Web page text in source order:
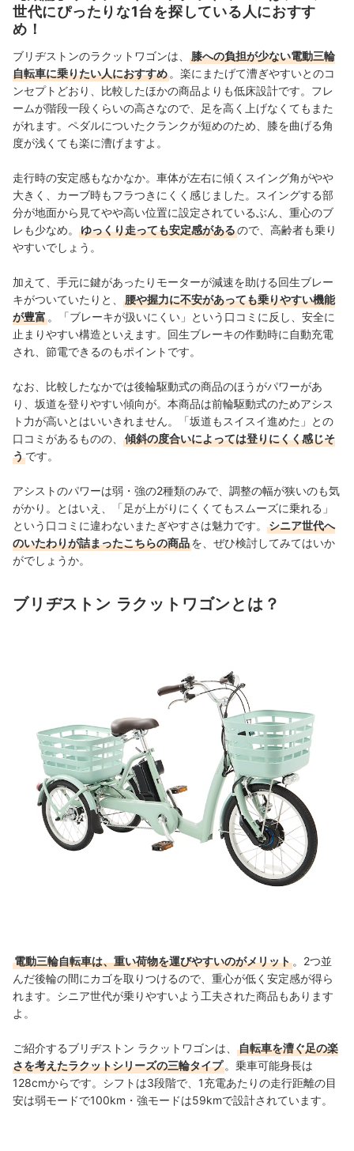
世代にぴったりな1台を探している人におすす
め！
ブリヂストンのラクットワゴンは、
膝への負担が少ない電動三輪
自転車に乗りたい人におすすめ 。楽にまたげて漕ぎやすいとのコ
ンセプトどおり、比較したほかの商品よりも低床設計です。フレ
ームが階段一段くらいの高さなので、足を高く上げなくてもまた
がれます。ペダルについたクランクが短めのため、膝を曲げる角
度が浅くても楽に漕げますよ。
走行時の安定感もなかなか。車体が左右に傾くスイング角がやや
大きく、カーブ時もフラつきにくく感じました。スイングする部
分が地面から見てやや高い位置に設定されているぶん、重心のブ
レも少なめ。
ゆっくり走っても安定感があるので、高齢者も乗り
やすいでしょう。
加えて、手元に鍵があったりモーターが減速を助ける回生ブレー
キがついていたりと、
腰や握力に不安があっても乗りやすい機能
が豊富 。「ブレーキが扱いにくい」という口コミに反し、安全に
止まりやすい構造といえます。回生ブレーキの作動時に自動充電
され、節電できるのもポイントです。
なお、比較したなかでは後輪駆動式の商品のほうがパワーがあ
り、坂道を登りやすい傾向が。本商品は前輪駆動式のためアシス
ト力が高いとはいいきれません。「坂道もスイスイ進めた」との
口コミがあるものの、
傾斜の度合いによっては登りにくく感じそ
うです。
アシストのパワーは弱・強の2種類のみで、調整の幅が狭いのも気
がかり。とはいえ、「足が上がりにくくてもスムーズに乗れる」
という口コミに違わないまたぎやすさは魅力です。
シニア世代へ
のいたわりが詰まったこちらの商品を、ぜひ検討してみてはいか
がでしょうか。
ブリヂストン ラクットワゴンとは？
電動三輪自転車は、重い荷物を運びやすいのがメリット 。2つ並
んだ後輪の間にカゴを取りつけるので、重心が低く安定感が得ら
れます。シニア世代が乗りやすいよう工夫された商品もあります
よ。
ご紹介するブリヂストン ラクットワゴンは、
自転車を漕ぐ足の楽
さを考えたラクットシリーズの三輪タイプ 。乗車可能身長は
128cmからです。 シフトは3段階で、1充電あたりの走行距離の目
安は弱モードで100km・強モードは59kmで設計されています。